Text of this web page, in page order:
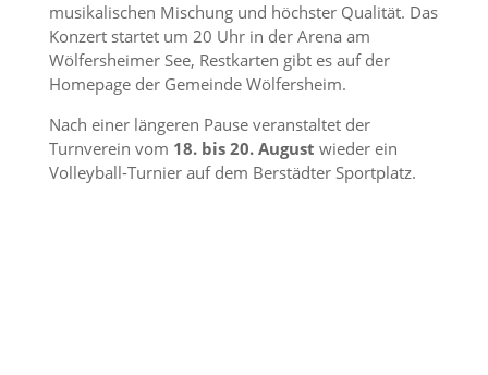
musikalischen Mischung und höchster Qualität. Das
Konzert startet um 20 Uhr in der Arena am
Wölfersheimer See, Restkarten gibt es auf der
Homepage der Gemeinde Wölfersheim.
Nach einer längeren Pause veranstaltet der
Turnverein vom 18. bis 20. August wieder ein
Volleyball-Turnier auf dem Berstädter Sportplatz.